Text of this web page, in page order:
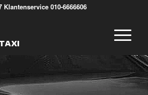
Klantenservice 010-6666606